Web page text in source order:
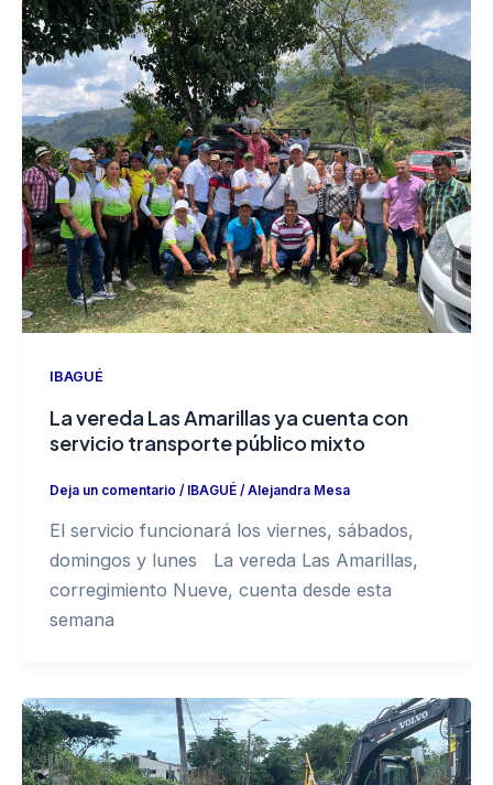
IBAGUÉ
La vereda Las Amarillas ya cuenta con
servicio transporte público mixto
Deja un comentario / IBAGUÉ/Alejandra Mesa
El servicio funcionará los viernes, sábados,
domingos y lunes La vereda Las Amarillas,
corregimiento Nueve, cuenta desde esta
semana